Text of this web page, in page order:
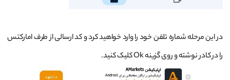
در این مرحله شماره تلفن خود را وارد خواهید کرد و کد ارسالی از طرف امارکتس
را در کادر نوشته و روی گزینه Ok کلیک کنید.